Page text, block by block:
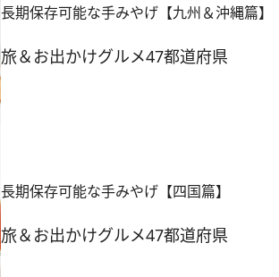
長期保存可能な手みやげ【九州＆沖縄篇】
旅＆お出かけグルメ47都道府県
長期保存可能な手みやげ【四国篇】
旅＆お出かけグルメ47都道府県